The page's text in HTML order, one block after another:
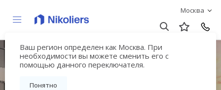
Москва
Ваш регион определен как Москва. При
необходимости вы можете сменить его с
помощью данного переключателя.
Понятно
Мультиквартал
«ВЕЕР»